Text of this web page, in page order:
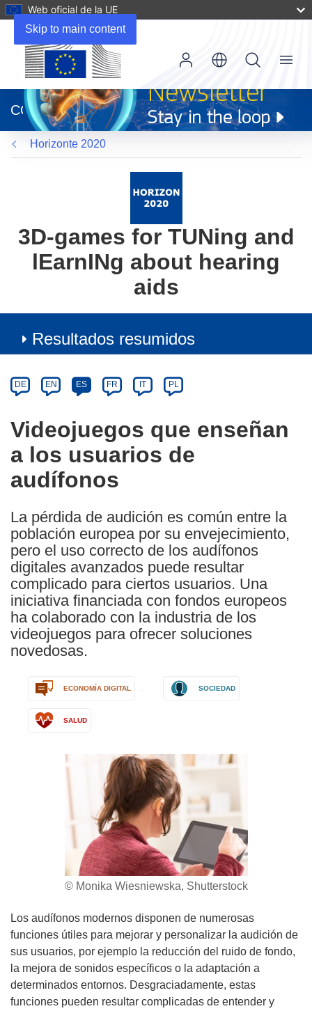
Skip to main content
Web oficial de la UE
abrirá
en
una
nueva
ventana)
CORDIS
Menu
Horizonte 2020
3D-games for TUNing and
lEarnINg about hearing
aids
Resultados resumidos
Category
Article
available
the
following
languages:
DE EN ES FR IT PL
Videojuegos que enseñan
a los usuarios de
audífonos
La pérdida de audición es común entre la
población europea por su envejecimiento,
pero el uso correcto de los audífonos
digitales avanzados puede resultar
complicado para ciertos usuarios. Una
iniciativa financiada con fondos europeos
ha colaborado con la industria de los
videojuegos para ofrecer soluciones
novedosas.
ECONOMÍA DIGITAL SOCIEDAD
SALUD
© Monika Wiesniewska, Shutterstock
Los audífonos modernos disponen de numerosas
funciones útiles para mejorar y personalizar la audición de
sus usuarios, por ejemplo la reducción del ruido de fondo,
la mejora de sonidos específicos o la adaptación a
determinados entornos. Desgraciadamente, estas
funciones pueden resultar complicadas de entender y